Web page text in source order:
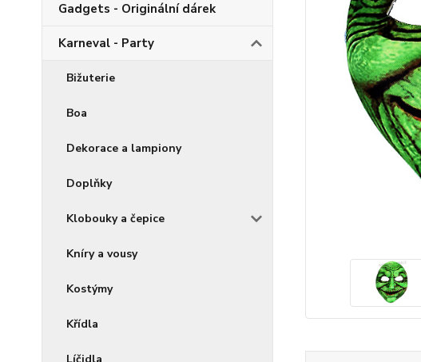
Gadgets - Originální dárek
Karneval - Party
Bižuterie
Boa
Dekorace a lampiony
Doplňky
Klobouky a čepice
Kníry a vousy
Kostýmy
Křídla